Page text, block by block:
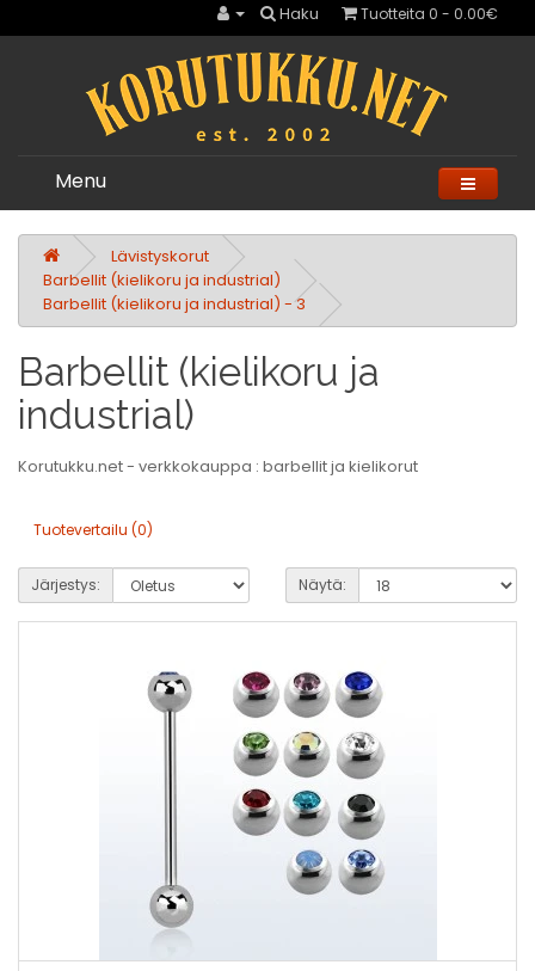
Haku Tuotteita 0 - 0.00€
Menu
Lävistyskorut
Barbellit (kielikoru ja industrial)
Barbellit (kielikoru ja industrial) - 3
Barbellit (kielikoru ja
industrial)
Korutukku.net - verkkokauppa : barbellit ja kielikorut
Tuotevertailu (0)
Järjestys: Näytä: